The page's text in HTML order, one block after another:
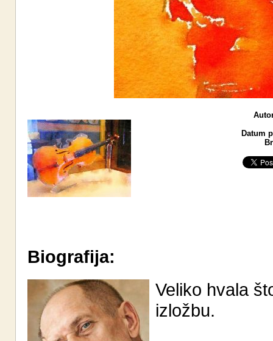
Datum
Biografija:
Veliko hvala
izložbu.